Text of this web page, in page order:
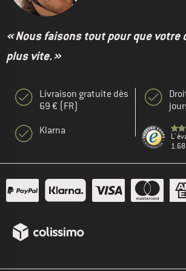
« Nous faisons tout pour que votre
plus vite. »
Livraison gratuite dès
69 € (FR)
Klarna
L'